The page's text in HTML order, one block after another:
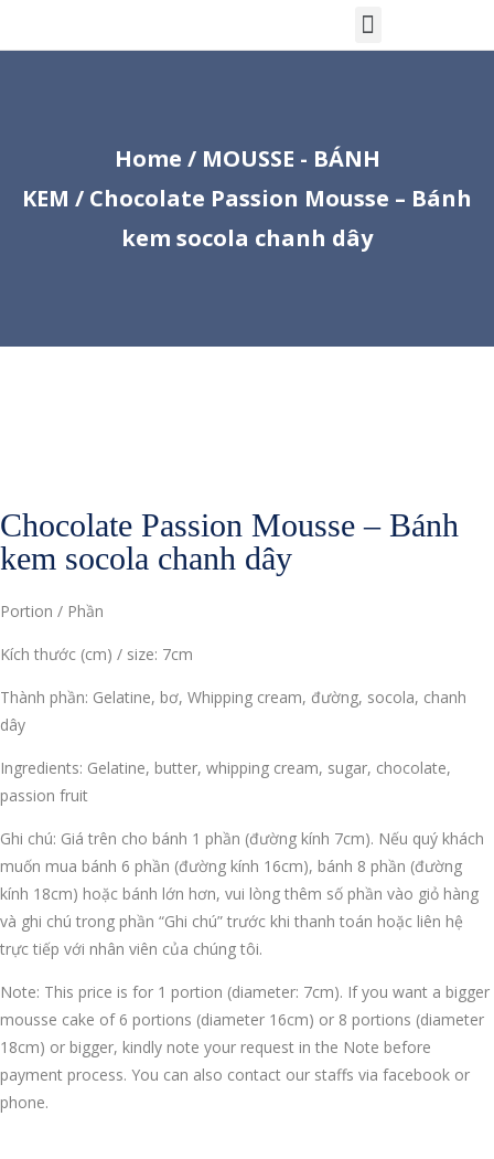
Home / MOUSSE - BÁNH
KEM / Chocolate Passion Mousse – Bánh
kem socola chanh dây
Chocolate Passion Mousse – Bánh
kem socola chanh dây
Portion / Phần
Kích thước (cm) / size: 7cm
Thành phần: Gelatine, bơ, Whipping cream, đường, socola, chanh
dây
Ingredients: Gelatine, butter, whipping cream, sugar, chocolate,
passion fruit
Ghi chú: Giá trên cho bánh 1 phần (đường kính 7cm). Nếu quý khách
muốn mua bánh 6 phần (đường kính 16cm), bánh 8 phần (đường
kính 18cm) hoặc bánh lớn hơn, vui lòng thêm số phần vào giỏ hàng
và ghi chú trong phần “Ghi chú” trước khi thanh toán hoặc liên hệ
trực tiếp với nhân viên của chúng tôi.
Note: This price is for 1 portion (diameter: 7cm). If you want a bigger
mousse cake of 6 portions (diameter 16cm) or 8 portions (diameter
18cm) or bigger, kindly note your request in the Note before
payment process. You can also contact our staffs via facebook or
phone.